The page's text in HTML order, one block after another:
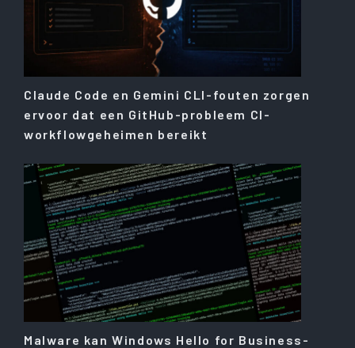
Claude Code en Gemini CLI-fouten zorgen
ervoor dat een GitHub-probleem CI-
workflowgeheimen bereikt
Malware kan Windows Hello for Business-